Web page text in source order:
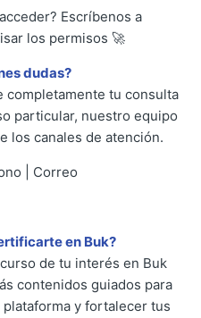
Escríbenos a
los permisos 🚀
dudas?
tu consulta
particular, nuestro equipo
los canales de atención.
| Correo
en Buk?
de tu interés en Buk
contenidos guiados para
y fortalecer tus